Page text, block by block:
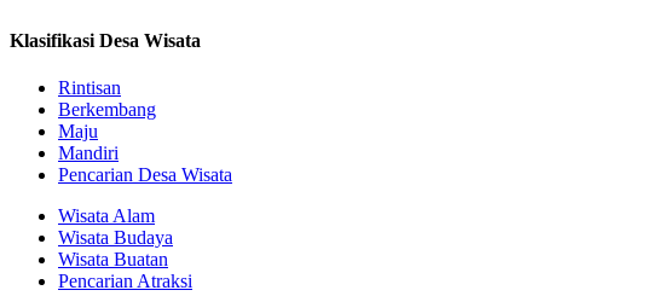
Klasifikasi Desa Wisata
Rintisan
Berkembang
Maju
Mandiri
Pencarian Desa Wisata
Wisata Alam
Wisata Budaya
Wisata Buatan
Pencarian Atraksi